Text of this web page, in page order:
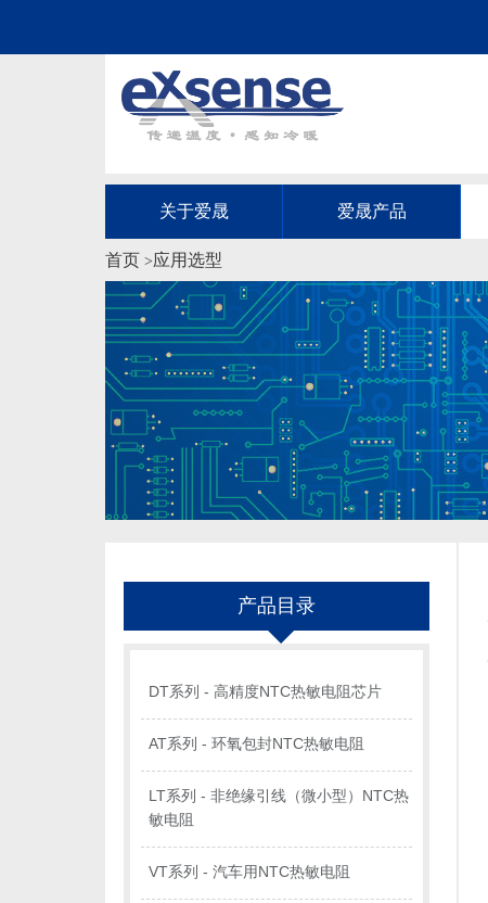
关于爱晟 爱晟产品
首页 >应用选型
产品目录
DT系列 - 高精度NTC热敏电阻芯片
AT系列 - 环氧包封NTC热敏电阻
LT系列 - 非绝缘引线（微小型）NTC热
敏电阻
VT系列 - 汽车用NTC热敏电阻